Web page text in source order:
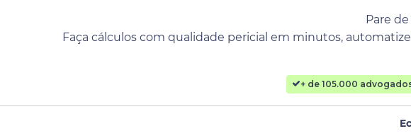
Pare
Faça cálculos com qualidade pericial em minutos,
+ de 105.000